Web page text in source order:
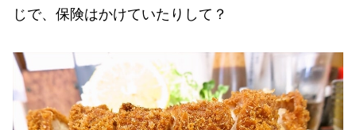
じで、保険はかけていたりして？